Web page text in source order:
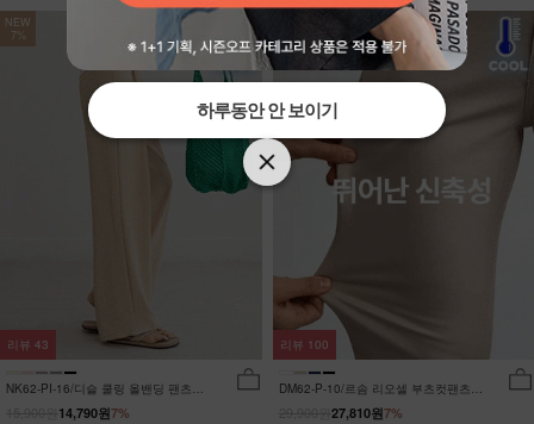
NEW
7%
NK62-PI-16/디슬 쿨링 올밴딩 팬츠
7%
14,790원
리뷰 43
DM62-P-10/르솜 리오셀 부츠컷팬츠
7%
27,810원
리뷰 100
하루동안 안 보이기
하루동안 안 보이기